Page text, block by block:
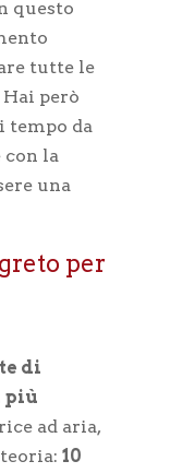
questo
tutte le
però
tempo da
con la
una
per
di
più
ad aria,
10